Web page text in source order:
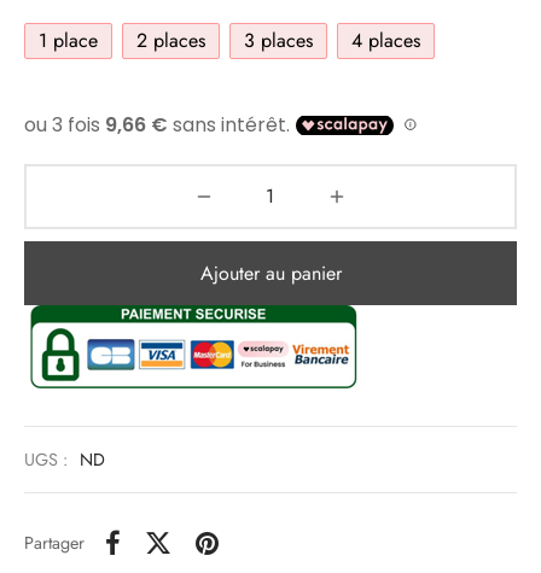
1 place 2 places 3 places 4 places
Ajouter au panier
UGS : ND
Partager